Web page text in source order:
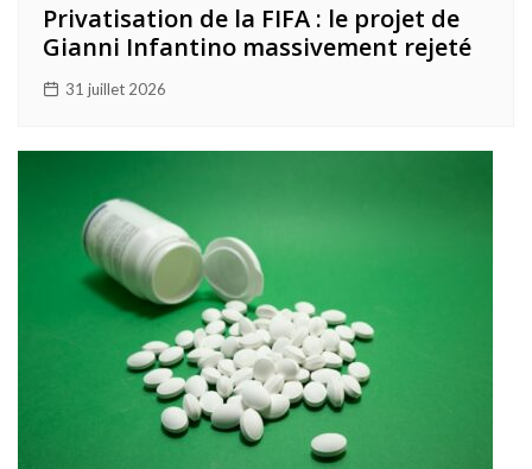
Privatisation de la FIFA : le projet de
Gianni Infantino massivement rejeté
31 juillet 2026